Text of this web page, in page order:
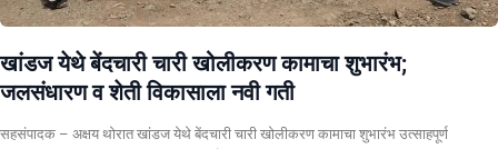
खांडज येथे बेंदचारी चारी खोलीकरण कामाचा शुभारंभ;
जलसंधारण व शेती विकासाला नवी गती
सहसंपादक – अक्षय थोरात खांडज येथे बेंदचारी चारी खोलीकरण कामाचा शुभारंभ उत्साहपूर्ण